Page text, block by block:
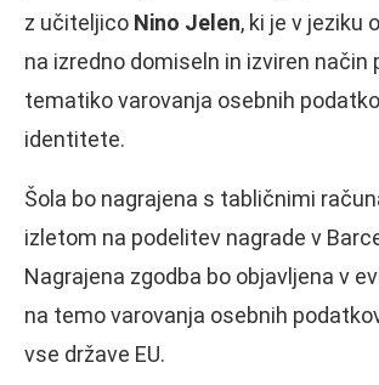
z učiteljico Nino Jelen, ki je v jeziku
na izredno domiseln in izviren način
tematiko varovanja osebnih
identitete.
Šola bo nagrajena s tabličnimi
izletom na podelitev nagrade v
Nagrajena zgodba bo objavljena v
na temo varovanja osebnih
vse države EU.